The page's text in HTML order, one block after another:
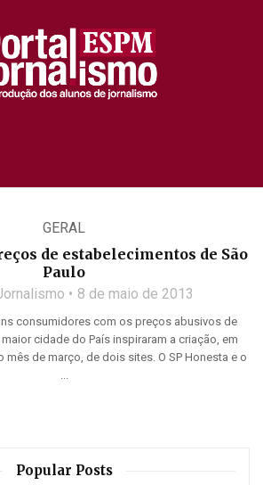
GERAL
de estabelecimentos de São
Paulo
8 de maio de 2013
consumidores com os preços abusivos de
cidade do País inspiraram a criação, em
mês de março, de dois sites. O SP Honesta e o
...
Popular Posts